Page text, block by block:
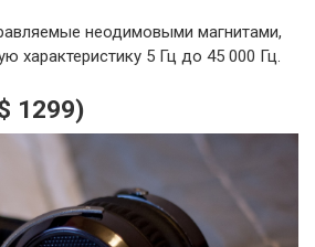
неодимовыми магнитами,
характеристику 5 Гц до 45 000 Гц.
1299)